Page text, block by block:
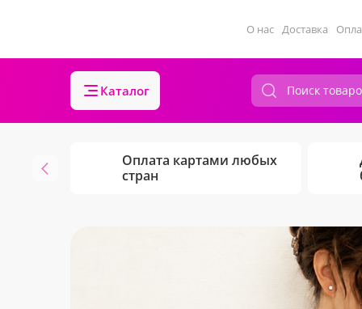
О нас Доставка
Каталог
Оплата картами любых
стран